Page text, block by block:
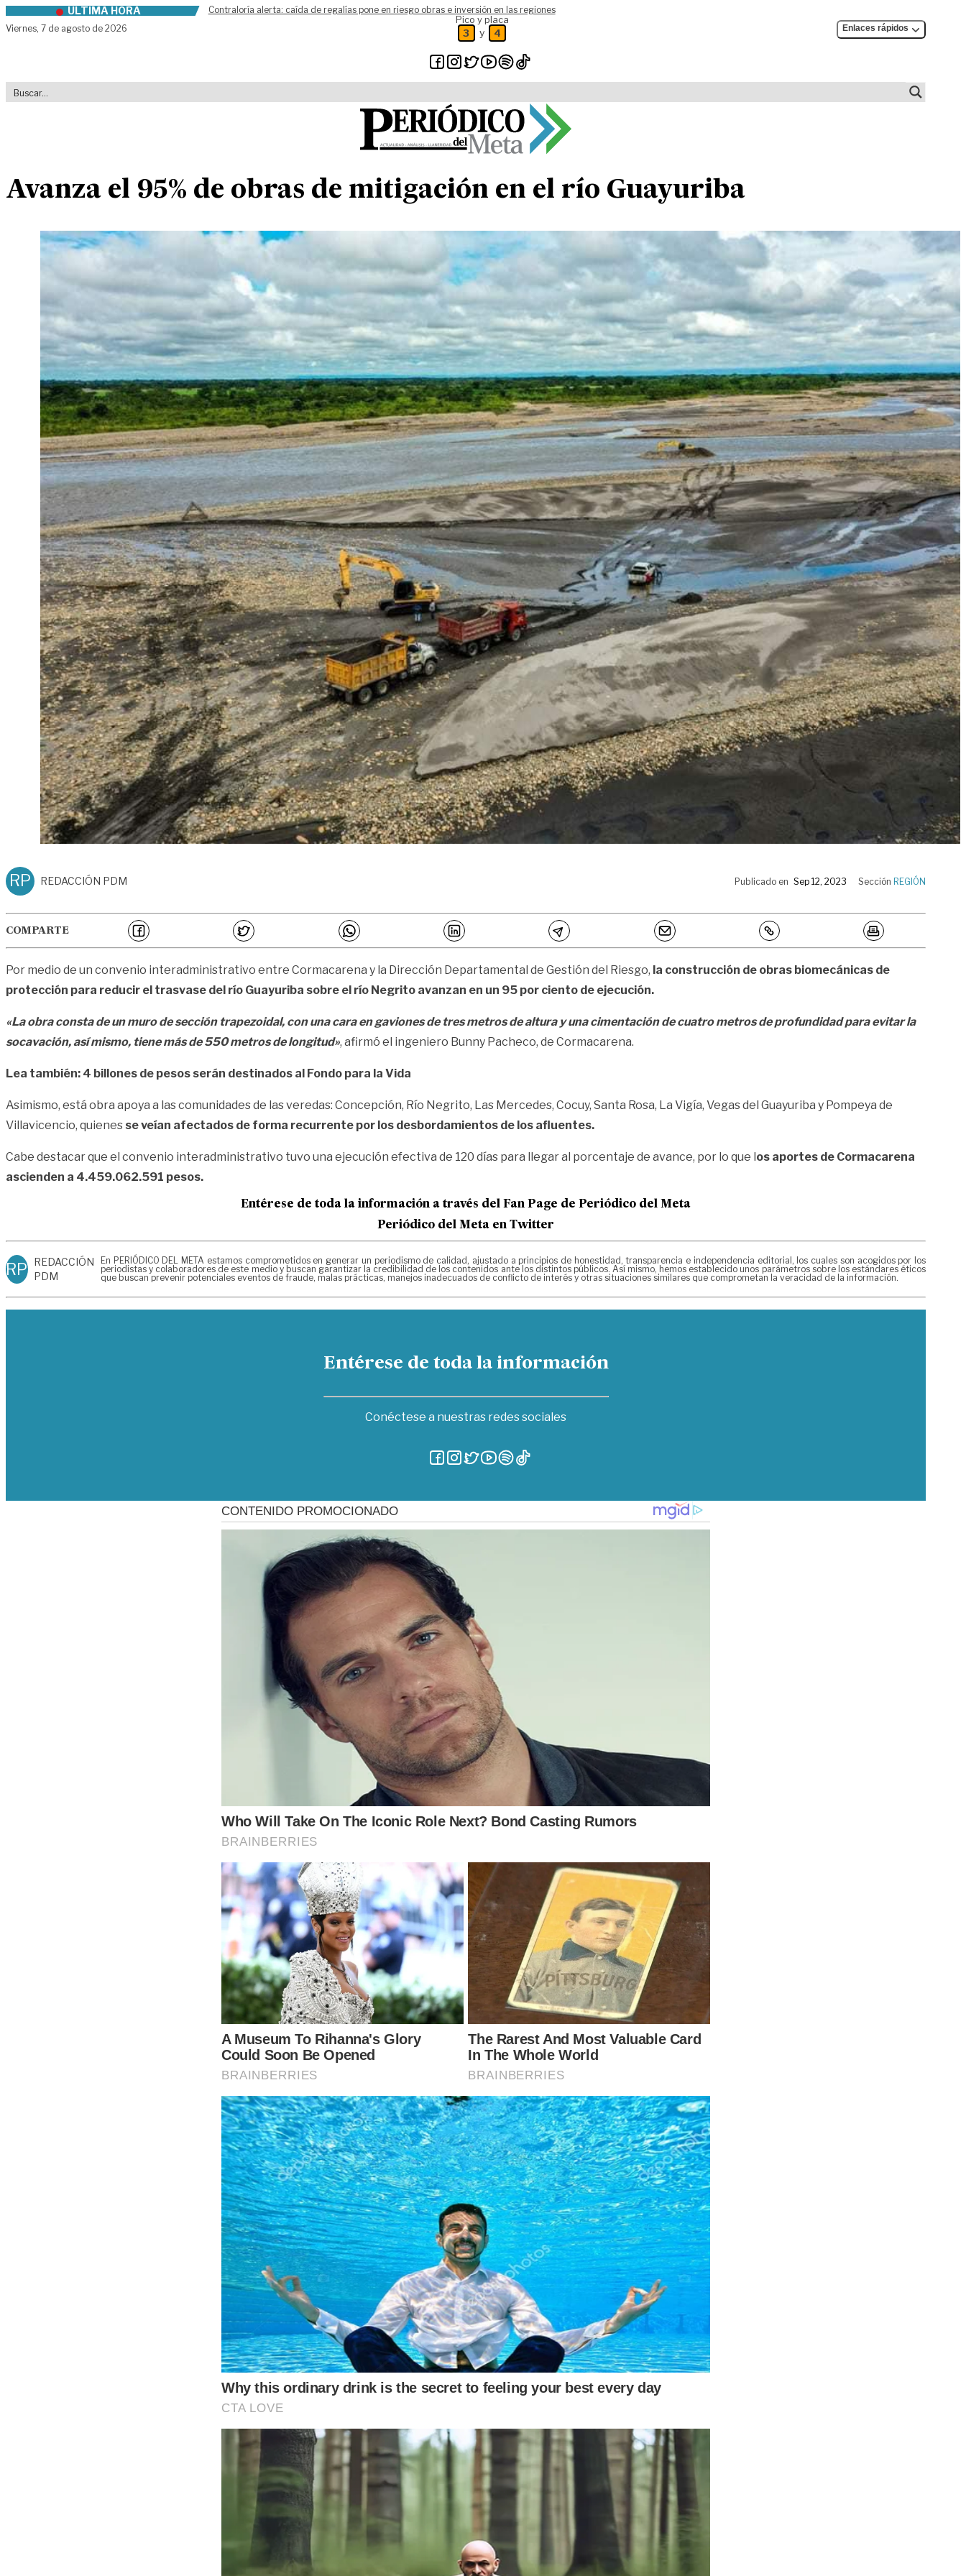
Skip to contentÚLTIMA HORA
Contraloría alerta: caída de regalías pone en riesgo obras e inversión en las regiones
Viernes, 7 de agosto de 2026
Pico y placa
3 y 4 Enlaces rápidos
Avanza el 95% de obras de mitigación en el río Guayuriba
RP REDACCIÓN PDM Publicado en Sep 12, 2023 Sección REGIÓN
COMPARTE
Por medio de un convenio interadministrativo entre Cormacarena y la Dirección Departamental de Gestión del Riesgo, la construcción de obras biomecánicas de
protección para reducir el trasvase del río Guayuriba sobre el río Negrito avanzan en un 95 por ciento de ejecución.
«La obra consta de un muro de sección trapezoidal, con una cara en gaviones de tres metros de altura y una cimentación de cuatro metros de profundidad para evitar la
socavación, así mismo, tiene más de 550 metros de longitud», afirmó el ingeniero Bunny Pacheco, de Cormacarena.
Lea también: 4 billones de pesos serán destinados al Fondo para la Vida
Asimismo, está obra apoya a las comunidades de las veredas: Concepción, Río Negrito, Las Mercedes, Cocuy, Santa Rosa, La Vigía, Vegas del Guayuriba y Pompeya de
Villavicencio, quienes se veían afectados de forma recurrente por los desbordamientos de los afluentes.
Cabe destacar que el convenio interadministrativo tuvo una ejecución efectiva de 120 días para llegar al porcentaje de avance, por lo que los aportes de Cormacarena
ascienden a 4.459.062.591 pesos.
Entérese de toda la información a través del Fan Page de Periódico del Meta
Periódico del Meta en Twitter
RP
REDACCIÓN
PDM
En PERIÓDICO DEL META estamos comprometidos en generar un periodismo de calidad, ajustado a principios de honestidad, transparencia e independencia editorial, los cuales son acogidos por los
periodistas y colaboradores de este medio y buscan garantizar la credibilidad de los contenidos ante los distintos públicos. Así mismo, hemos establecido unos parámetros sobre los estándares éticos
que buscan prevenir potenciales eventos de fraude, malas prácticas, manejos inadecuados de conflicto de interés y otras situaciones similares que comprometan la veracidad de la información.
Entérese de toda la información
Conéctese a nuestras redes sociales